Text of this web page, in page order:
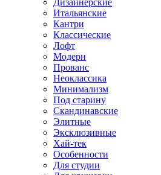
Дизайнерские
Итальянские
Кантри
Классические
Лофт
Модерн
Прованс
Неоклассика
Минимализм
Под старину
Скандинавские
Элитные
Эксклюзивные
Хай-тек
Особенности
Для студии